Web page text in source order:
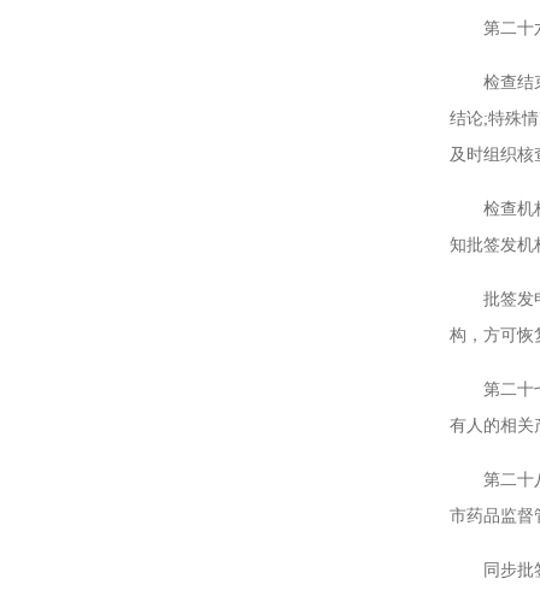
第二十六
检查结束
结论;特殊
及时组织核
检查机构
知批签发机
批签发申
构，方可恢
第二十七
有人的相关
第二十八
市药品监督
同步批签